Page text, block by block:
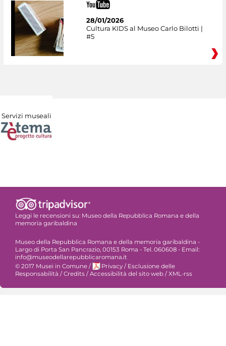
28/01/2026
Cultura KIDS al Museo Carlo Bilotti |
#5
Servizi museali
Leggi le recensioni su: Museo della Repubblica Romana e della
memoria garibaldina
Museo della Repubblica Romana e della memoria garibaldina -
Largo di Porta San Pancrazio, 00153 Roma - Tel. 060608 - Email:
info@museodellarepubblicaromana.it
© 2017 Musei in Comune / Privacy / Esclusione delle
Responsabilità /Credits /Accessibilità del sito web /XML-rss